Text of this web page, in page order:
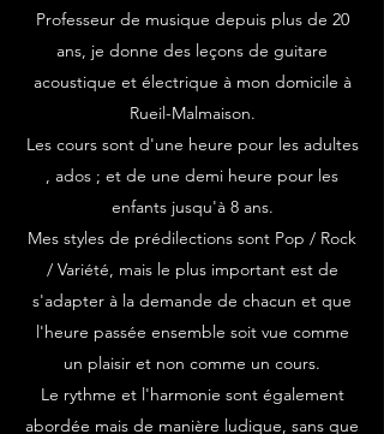
Professeur de musique depuis plus de 20
ans, je donne des leçons de guitare
acoustique et électrique à mon domicile à
Rueil-Malmaison.
Les cours sont d'une heure pour les adultes
, ados ; et de une demi heure pour les
enfants jusqu'à 8 ans.
Mes styles de prédilections sont Pop / Rock
/ Variété, mais le plus important est de
s'adapter à la demande de chacun et que
l'heure passée ensemble soit vue comme
un plaisir et non comme un cours.
Le rythme et l'harmonie sont également
abordée mais de manière ludique, sans que